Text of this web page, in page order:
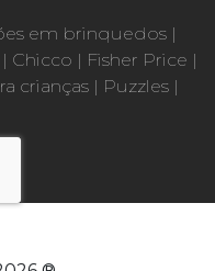
em brinquedos |
Chicco | Fisher Price |
crianças| Puzzles|